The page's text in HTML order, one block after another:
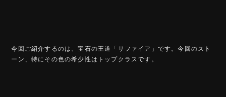
今回ご紹介するのは、宝石の王道「サファイア」です。今回のスト
ーン、特にその色の希少性はトップクラスです。